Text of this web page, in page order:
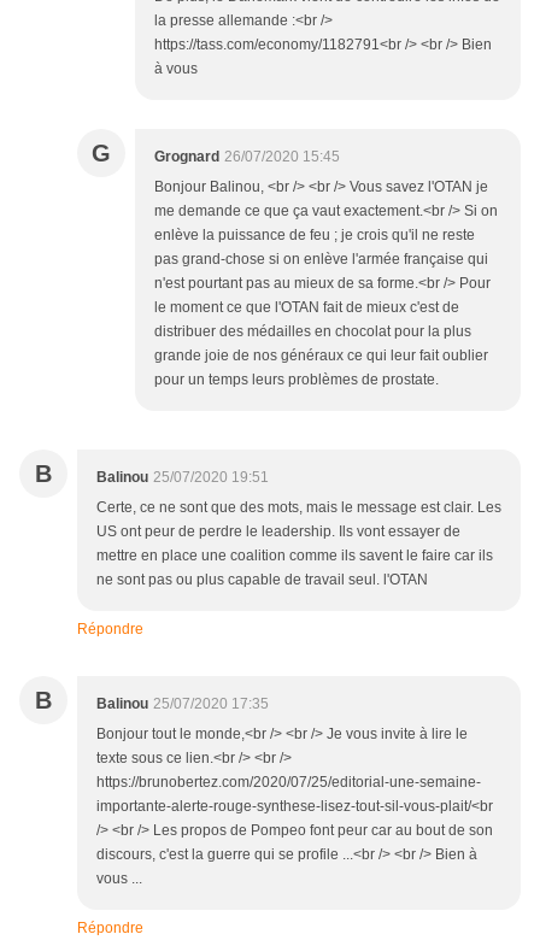
la presse allemande :<br />
https://tass.com/economy/1182791<br /> <br /> Bien
à vous
G Grognard 26/07/2020 15:45
Bonjour Balinou, <br /> <br /> Vous savez l'OTAN je
me demande ce que ça vaut exactement.<br /> Si on
enlève la puissance de feu ; je crois qu'il ne reste
pas grand-chose si on enlève l'armée française qui
n'est pourtant pas au mieux de sa forme.<br /> Pour
le moment ce que l'OTAN fait de mieux c'est de
distribuer des médailles en chocolat pour la plus
grande joie de nos généraux ce qui leur fait oublier
pour un temps leurs problèmes de prostate.
B Balinou 25/07/2020 19:51
Certe, ce ne sont que des mots, mais le message est clair. Les
US ont peur de perdre le leadership. Ils vont essayer de
mettre en place une coalition comme ils savent le faire car ils
ne sont pas ou plus capable de travail seul. l'OTAN
Répondre
B Balinou 25/07/2020 17:35
Bonjour tout le monde,<br /> <br /> Je vous invite à lire le
texte sous ce lien.<br /> <br />
https://brunobertez.com/2020/07/25/editorial-une-semaine-
importante-alerte-rouge-synthese-lisez-tout-sil-vous-plait/<br
/> <br /> Les propos de Pompeo font peur car au bout de son
discours, c'est la guerre qui se profile ...<br /> <br /> Bien à
vous ...
Répondre